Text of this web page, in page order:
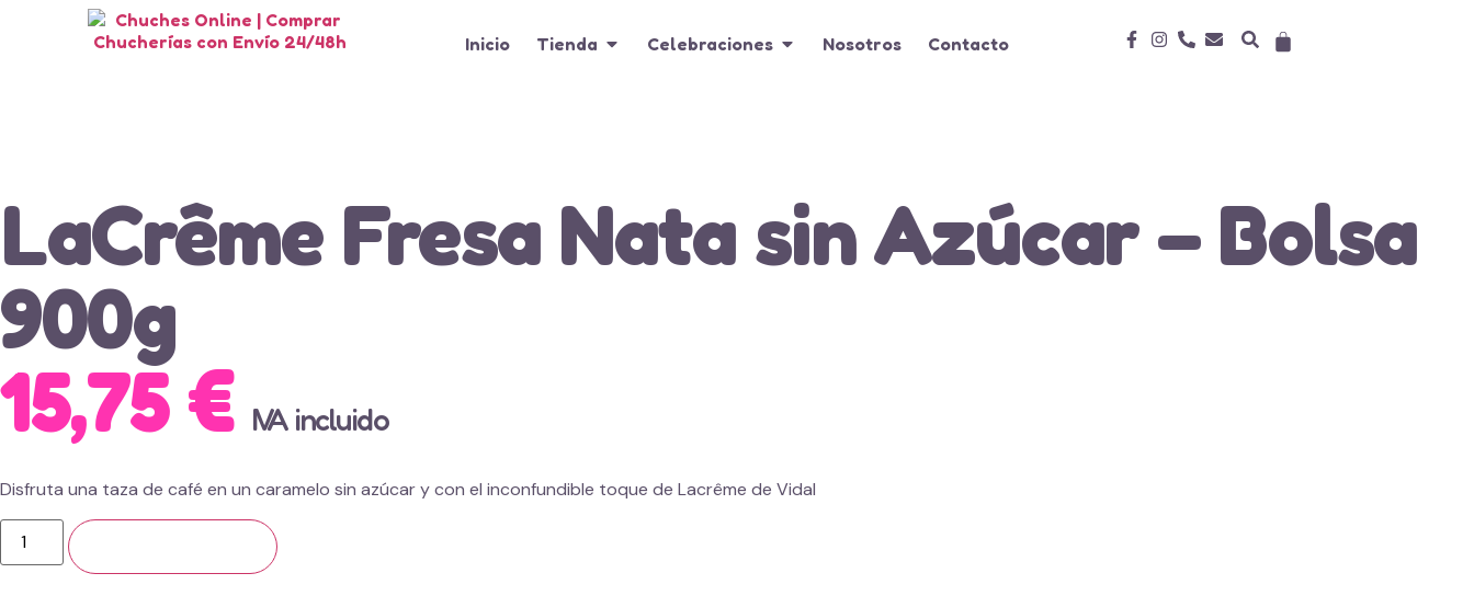
Inicio Tienda Celebraciones Nosotros Contacto
LaCrême Fresa Nata sin Azúcar – Bolsa
900g
15,75€ IVA incluido
Disfruta una taza de café en un caramelo sin azúcar y con el inconfundible toque de Lacrême de Vidal